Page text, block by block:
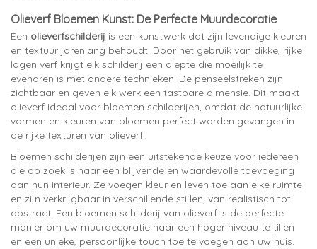
Olieverf Bloemen Kunst: De Perfecte Muurdecoratie
Een olieverfschilderij is een kunstwerk dat zijn levendige kleuren
en textuur jarenlang behoudt. Door het gebruik van dikke, rijke
lagen verf krijgt elk schilderij een diepte die moeilijk te
evenaren is met andere technieken. De penseelstreken zijn
zichtbaar en geven elk werk een tastbare dimensie. Dit maakt
olieverf ideaal voor bloemen schilderijen, omdat de natuurlijke
vormen en kleuren van bloemen perfect worden gevangen in
de rijke texturen van olieverf.
Bloemen schilderijen zijn een uitstekende keuze voor iedereen
die op zoek is naar een blijvende en waardevolle toevoeging
aan hun interieur. Ze voegen kleur en leven toe aan elke ruimte
en zijn verkrijgbaar in verschillende stijlen, van realistisch tot
abstract. Een bloemen schilderij van olieverf is de perfecte
manier om uw muurdecoratie naar een hoger niveau te tillen
en een unieke, persoonlijke touch toe te voegen aan uw huis.